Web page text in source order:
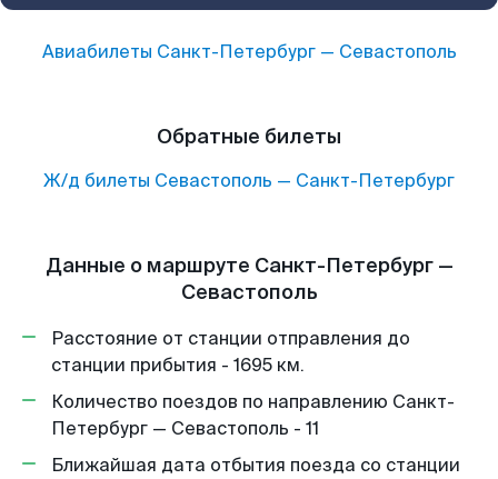
Авиабилеты Санкт-Петербург— Севастополь
Обратные билеты
Ж/д билеты Севастополь — Санкт-Петербург
Данные о маршруте Санкт-Петербург —
Севастополь
Расстояние от станции отправления до
станции прибытия - 1695 км.
Количество поездов по направлению Санкт-
Петербург — Севастополь - 11
Ближайшая дата отбытия поезда со станции